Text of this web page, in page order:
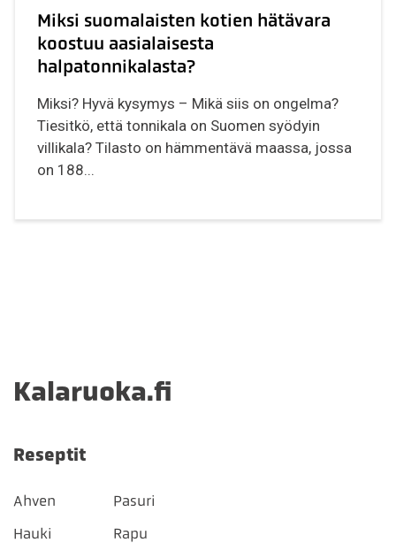
Miksi suomalaisten kotien hätävara
koostuu aasialaisesta
halpatonnikalasta?
Miksi? Hyvä kysymys – Mikä siis on ongelma?
Tiesitkö, että tonnikala on Suomen syödyin
villikala? Tilasto on hämmentävä maassa, jossa
on 188...
Kalaruoka.fi
Reseptit
Ahven
Hauki
Pasuri
Rapu